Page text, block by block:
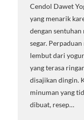
Cendol Dawet
yang menarik
dengan
segar.
lembut dari
yang terasa
disajikan dingin.
minuman yang
dibuat, resep…